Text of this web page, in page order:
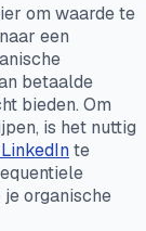
om waarde te
een
betaalde
bieden. Om
is het nuttig
te
organische